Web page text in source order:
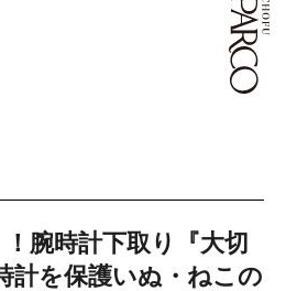
腕時計下取り『大切
計を保護いぬ・ねこの